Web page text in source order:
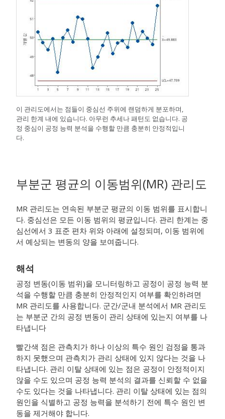
이 관리도에서는 점들이 중심선 주위에 랜덤하게 분포하며,
관리 한계 내에 있습니다. 아무런 추세나 패턴도 없습니다. 공
정 중심이 공정 능력 분석을 수행할 만큼 충분히 안정적입니
다.
부분군 평균의 이동범위(MR) 관리도
MR 관리도는 연속된 부분군 평균의 이동 범위를 표시합니
다. 중심선은 모든 이동 범위의 평균입니다. 관리 한계는 중
심선에서 3 표준 편차 위와 아래에 설정되며, 이동 범위에
서 예상되는 변동의 양을 보여줍니다.
해석
공정 변동(이동 범위)을 모니터링하고 공정이 공정 능력 분
석을 수행할 만큼 충분히 안정적인지 여부를 확인하려면
MR 관리도를 사용합니다. 군간/군내 분석에서 MR 관리도
는 부분군 간의 공정 변동이 관리 상태에 있는지 여부를 나
타냅니다
빨간색 점은 관측치가 하나 이상의 특수 원인 검정을 통과
하지 못했으며 관측치가 관리 상태에 있지 않다는 것을 나
타냅니다. 관리 이탈 상태에 있는 점은 공정이 안정적이지
않을 수도 있으며 공정 능력 분석의 결과를 신뢰할 수 없을
수도 있다는 것을 나타냅니다. 관리 이탈 상태에 있는 점의
원인을 식별하고 공정 능력을 분석하기 전에 특수 원인 변
동을 제거해야 합니다.